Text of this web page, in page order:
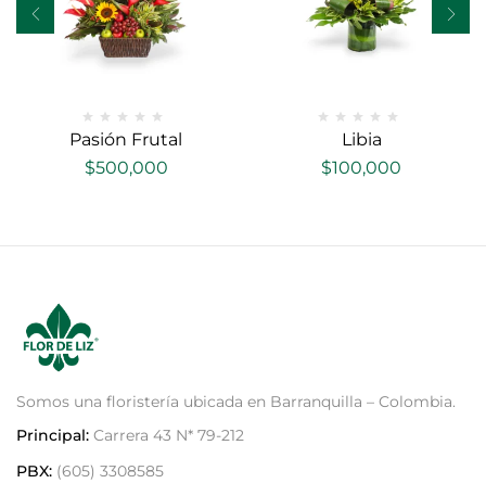
Pasión Frutal
$500,000
Libia
$100,000
Somos una floristería ubicada en Barranquilla – Colombia.
Principal: Carrera 43 N* 79-212
PBX: (605) 3308585